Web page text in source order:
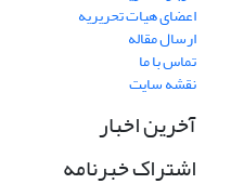
اعضای هیات تحریریه
ارسال مقاله
تماس با ما
نقشه سایت
آخرین اخبار
اشتراک خبرنامه